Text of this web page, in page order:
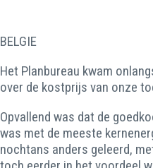
BELGIE
Het Planbureau kwam
over de kostprijs van onze
Opvallend was dat de
was met de meeste
nochtans anders geleerd,